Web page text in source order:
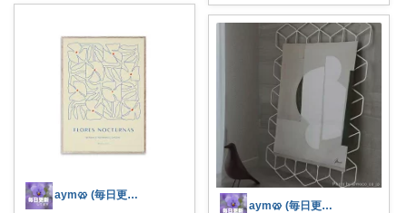
aym🥨 (毎日更新してます🙌)
aym🥨 (毎日更新してます🙌)